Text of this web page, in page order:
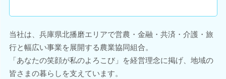
当社は、兵庫県北播磨エリアで営農・金融・共済・介護・旅
行と幅広い事業を展開する農業協同組合。
「あなたの笑顔が私のよろこび」を経営理念に掲げ、地域の
皆さまの暮らしを支えています。